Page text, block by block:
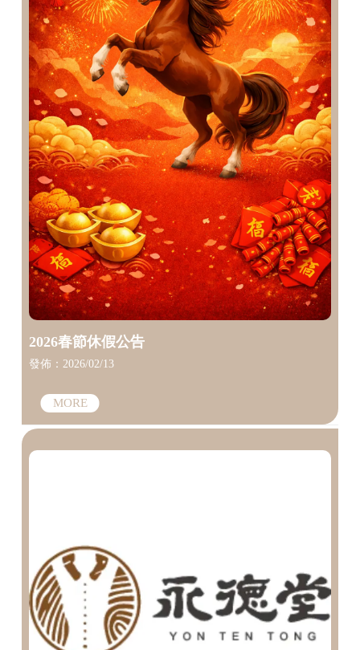
2026春節休假公告
發佈：2026/02/13